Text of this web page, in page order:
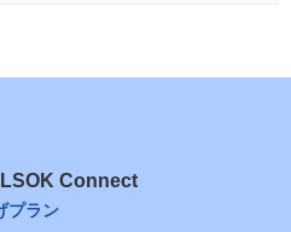
Connect
プラン